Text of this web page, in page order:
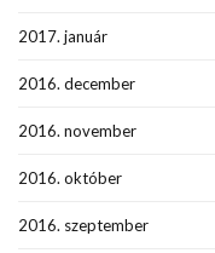
2017. január
2016. december
2016. november
2016. október
2016. szeptember